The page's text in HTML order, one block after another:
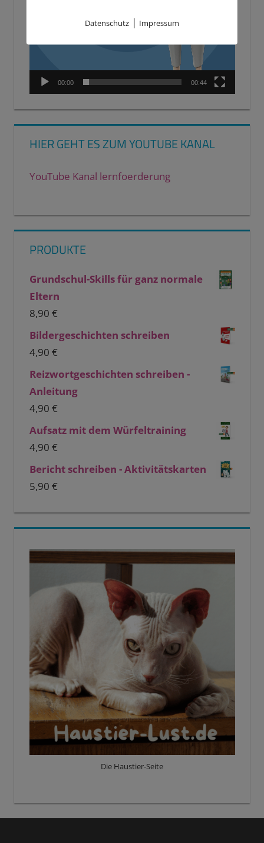
00:00 00:44
HIER GEHT ES ZUM YOUTUBE KANAL
YouTube Kanal lernfoerderung
PRODUKTE
Grundschul-Skills für ganz normale
Eltern
8,90 €
Bildergeschichten schreiben
4,90 €
Reizwortgeschichten schreiben -
Anleitung
4,90 €
Aufsatz mit dem Würfeltraining
4,90 €
Bericht schreiben - Aktivitätskarten
5,90 €
Die Haustier-Seite
Datenschutz| Impressum